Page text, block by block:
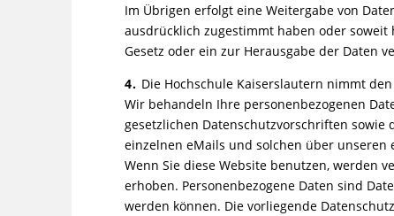
Im Übrigen erfolgt eine Weitergabe von
ausdrücklich zugestimmt haben oder
Gesetz oder ein zur Herausgabe der Daten
4. Die Hochschule Kaiserslautern nimmt
Wir behandeln Ihre personenbezogenen
gesetzlichen Datenschutzvorschriften sowie
einzelnen eMails und solchen über unseren
Wenn Sie diese Website benutzen, werden
erhoben. Personenbezogene Daten sind
werden können. Die vorliegende